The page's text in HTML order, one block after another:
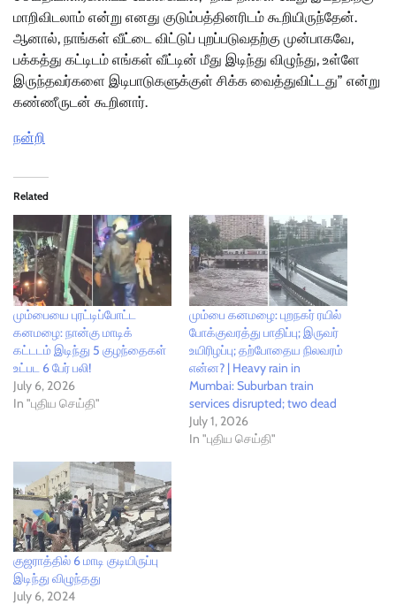
மாறிவிடலாம் என்று எனது குடும்பத்தினரிடம் கூறியிருந்தேன்.
ஆனால், நாங்கள் வீட்டை விட்டுப் புறப்படுவதற்கு முன்பாகவே,
பக்கத்து கட்டிடம் எங்கள் வீட்டின் மீது இடிந்து விழுந்து, உள்ளே
இருந்தவர்களை இடிபாடுகளுக்குள் சிக்க வைத்துவிட்டது” என்று
கண்ணீருடன் கூறினார்.
நன்றி
Related
மும்பையை புரட்டிப்போட்ட
கனமழை: நான்கு மாடிக்
கட்டடம் இடிந்து 5 குழந்தைகள்
உட்பட 6 பேர் பலி!
July 6, 2026
In "புதிய செய்தி"
மும்பை கனமழை: புறநகர் ரயில்
போக்குவரத்து பாதிப்பு; இருவர்
உயிரிழப்பு; தற்போதைய நிலவரம்
என்ன? | Heavy rain in
Mumbai: Suburban train
services disrupted; two dead
July 1, 2026
In "புதிய செய்தி"
குஜராத்தில் 6 மாடி குடியிருப்பு
இடிந்து விழுந்தது
July 6, 2024